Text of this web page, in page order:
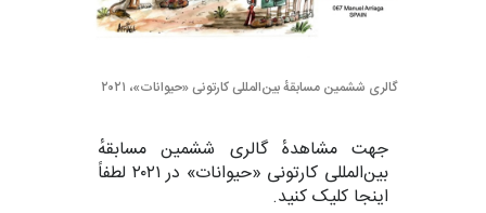
گالری ششمین مسابقهٔ بین‌المللی کارتونی «حیوانات»، ۲۰۲۱
جهت مشاهدهٔ گالری ششمین مسابقهٔ
بین‌المللی کارتونی «حیوانات» در ۲۰۲۱ لطفاً
اینجا کلیک کنید.